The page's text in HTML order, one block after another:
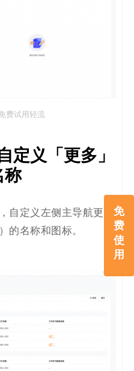
免
费
使
用
费试用轻流
定义「更多」
自定义左侧主导航更多
的名称和图标。